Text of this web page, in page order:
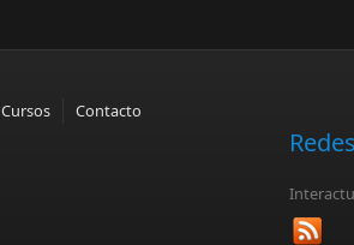
Cursos Contacto